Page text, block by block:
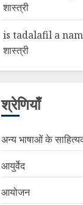
शास्त्री
is tadalafil a
शास्त्री
श्रेणियाँ
अन्य भाषाओं के
आयुर्वेद
आयोजन